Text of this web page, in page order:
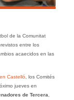
de la Comunitat
entre los
acaecidos en las
Castelló, los Comités
jueves en
de Tercera